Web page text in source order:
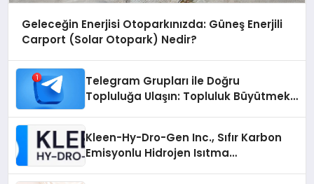
Geleceğin Enerjisi Otoparkınızda: Güneş Enerjili
Carport (Solar Otopark) Nedir?
Telegram Grupları ile Doğru
Topluluğa Ulaşın: Topluluk Büyütmek
Kleen-Hy-Dro-Gen Inc., Sıfır Karbon
Emisyonlu Hidrojen Isıtma